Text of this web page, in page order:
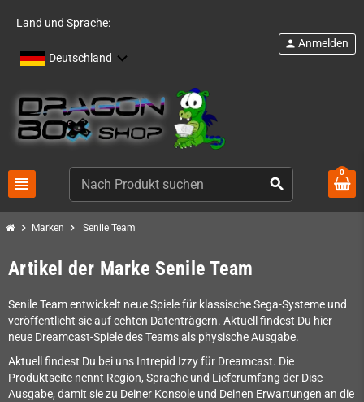
Land und Sprache:
Deutschland
view_headline search
person Anmelden
0
chevron_right Marken chevron_right Senile Team
Artikel der Marke Senile Team
Senile Team entwickelt neue Spiele für klassische Sega-Systeme und
veröffentlicht sie auf echten Datenträgern. Aktuell findest Du hier
neue Dreamcast-Spiele des Teams als physische Ausgabe.
Aktuell findest Du bei uns Intrepid Izzy für Dreamcast. Die
Produktseite nennt Region, Sprache und Lieferumfang der Disc-
Ausgabe, damit sie zu Deiner Konsole und Deinen Erwartungen an die